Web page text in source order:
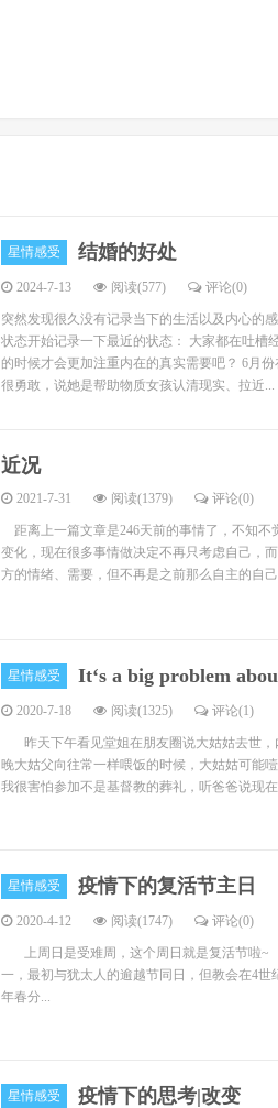
星情感受 结婚的好处
2024-7-13 阅读(577) 评论(0)
突然发现很久没有记录当下的生活以及内心的
状态开始记录一下最近的状态： 大家都在吐槽
的时候才会更加注重内在的真实需要吧？ 6月
很勇敢，说她是帮助物质女孩认清现实、拉近...
近况
2021-7-31 阅读(1379) 评论(0)
距离上一篇文章是246天前的事情了，不知不
变化，现在很多事情做决定不再只考虑自己，
方的情绪、需要，但不再是之前那么自主的
星情感受 It‘s a big problem
2020-7-18 阅读(1325) 评论(1)
昨天下午看见堂姐在朋友圈说大姑姑去世，
晚大姑父向往常一样喂饭的时候，大姑姑可
我很害怕参加不是基督教的葬礼，听爸爸说现
星情感受 疫情下的复活节主日
2020-4-12 阅读(1747) 评论(0)
上周日是受难周，这个周日就是复活节啦
一，最初与犹太人的逾越节同日，但教会在4
年春分...
星情感受 疫情下的思考|改变